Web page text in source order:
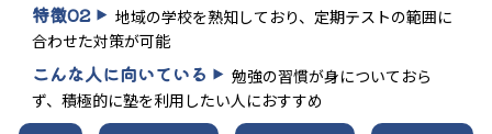
特徴02
地域の学校を熟知しており、定期テストの範囲に
合わせた対策が可能
こんな人に向いている
勉強の習慣が身についておら
ず、積極的に塾を利用したい人におすすめ